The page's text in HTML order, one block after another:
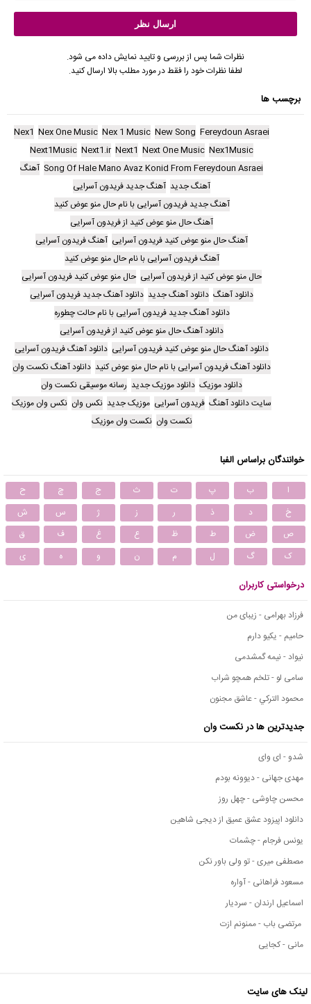
نظرات شما پس از بررسی و تایید نمایش داده می شود.
لطفا نظرات خود را فقط در مورد مطلب بالا ارسال کنید.
برچسب ها
Fereydoun Asraei
New Song
Nex 1 Music
Nex One Music
Nex1
Nex1Music
Next One Music
Next1
Next1.ir
Next1Music
Song Of Hale Mano Avaz Konid From Fereydoun Asraei آهنگ
آهنگ جدید آهنگ جدید فریدون آسرایی
آهنگ جدید فریدون آسرایی با نام حال منو عوض کنید
آهنگ حال منو عوض کنید از فریدون آسرایی
آهنگ حال منو عوض کنید فریدون آسرایی آهنگ فریدون آسرایی
آهنگ فریدون آسرایی با نام حال منو عوض کنید
حال منو عوض کنید از فریدون آسرایی حال منو عوض کنید فریدون آسرایی
دانلود آهنگ دانلود آهنگ جدید دانلود آهنگ جدید فریدون آسرایی
دانلود آهنگ جدید فریدون آسرایی با نام حالت چطوره
دانلود آهنگ حال منو عوض کنید از فریدون آسرایی
دانلود آهنگ حال منو عوض کنید فریدون آسرایی دانلود آهنگ فریدون آسرایی
دانلود آهنگ فریدون آسرایی با نام حال منو عوض کنید دانلود آهنگ نکست وان
دانلود موزیک دانلود موزیک جدید رسانه موسیقی نکست وان
سایت دانلود آهنگ فریدون آسرایی موزیک جدید نکس وان نکس وان موزیک
نکست وان نکست وان موزیک
خوانندگان براساس الفبا
ا ب پ ت ث ج چ
ح
خ
د ذ ر ز ژ س
ش
ص
ض ط ظ ع غ ف
ق
ک
گ ل م ن و ه ی
درخواستی کاربران
فرزاد بهرامی - زیبای من
حامیم - یکیو دارم
نیواد - نیمه گمشدمی
سامی لو - تلخم همچو شراب
محمود التركي - عاشق مجنون
جدیدترین ها در نکست وان
شدو - ای وای
مهدی جهانی - دیوونه بودم
محسن چاوشی - چهل روز
دانلود اپیزود عشق عمیق از دیجی شاهین
یونس فرجام - چشمات
مصطفی میری - تو ولی باور نکن
مسعود فراهانی - آواره
اسماعیل ارندان - سردیار
مرتضی باب - ممنونم ازت
مانی - کجایی
لینک های سایت